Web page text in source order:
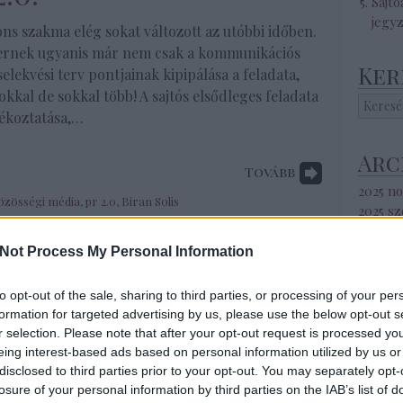
Process My Personal Information
opt-out of the sale, sharing to third parties, or processing of your
for targeted advertising by us, please use the below opt-out
selection. Please note that after your opt-out request is processed
interest-based ads based on personal information utilized by us
to third parties prior to your opt-out. You may separately
of your personal information by third parties on the IAB’s list of
szakma elég sokat változott az utóbbi időben.
ugyanis már nem csak a kommunikációs
terv pontjainak kipipálása a feladata,
de sokkal több! A sajtós elsődleges feladata
Tovább
média pr 2.0 Biran Solis
2025
2025
2024
2024
2024
2024
2024
2024